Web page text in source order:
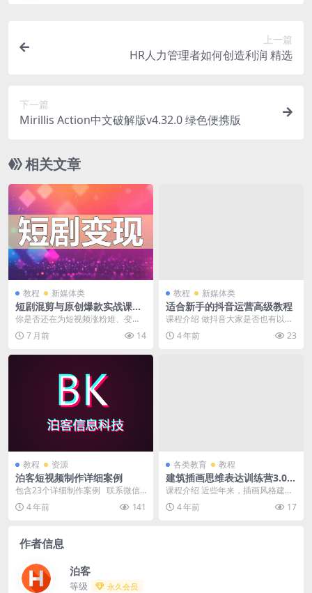
上一篇
HR人力管理者如何创造利润 精选
下一篇
Mirillis Action中文破解版v4.32.0 绿色便携版
相关文章
教程 新媒体类
短剧混剪与原创爆款实战课：
从0到1打造抖音涨粉变现新引
擎！
你是否还在为短视频涨粉难、变现
慢而焦虑？《短剧混剪与原创爆款
实战课》专为普通人量...
7 月前 14
教程 新媒体类
适合新手的抖音运营高级教程
课程介绍 做抖音大家是否也有以下
的困惑呢？ 1，入行抖音比较晚，
现在从0开始，我...
4 年前 23
教程 资源
泊客短视频制作详细案例
包含23个详细制作案例 联系微信
索取：18888295911
4 年前 141
各类教育 教程
建筑插画思维表达训练营3.0高
级视频教程
课程介绍 近些年来，插画风格建筑
图纸表达甚得大家喜爱，插画风格
的图纸除了可以带给...
4 年前 17
作者信息
泊客
等级 永久会员